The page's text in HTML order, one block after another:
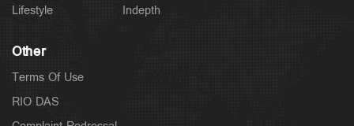
Lifestyle
Indepth
Other
Terms Of Use
RIO DAS